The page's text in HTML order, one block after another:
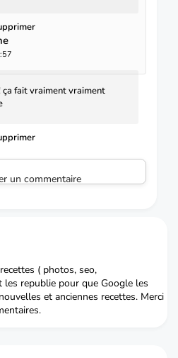
fait vraiment vraiment
un commentaire
( photos, seo,
les republie pour que Google les
et anciennes recettes. Merci